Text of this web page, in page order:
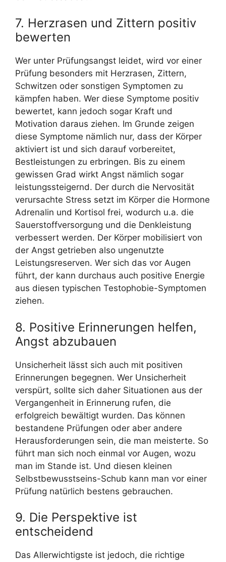
7. Herzrasen und Zittern positiv
bewerten
Wer unter Prüfungsangst leidet, wird vor einer
Prüfung besonders mit Herzrasen, Zittern,
Schwitzen oder sonstigen Symptomen zu
kämpfen haben. Wer diese Symptome positiv
bewertet, kann jedoch sogar Kraft und
Motivation daraus ziehen. Im Grunde zeigen
diese Symptome nämlich nur, dass der Körper
aktiviert ist und sich darauf vorbereitet,
Bestleistungen zu erbringen. Bis zu einem
gewissen Grad wirkt Angst nämlich sogar
leistungssteigernd. Der durch die Nervosität
verursachte Stress setzt im Körper die Hormone
Adrenalin und Kortisol frei, wodurch u.a. die
Sauerstoffversorgung und die Denkleistung
verbessert werden. Der Körper mobilisiert von
der Angst getrieben also ungenutzte
Leistungsreserven. Wer sich das vor Augen
führt, der kann durchaus auch positive Energie
aus diesen typischen Testophobie-Symptomen
ziehen.
8. Positive Erinnerungen helfen,
Angst abzubauen
Unsicherheit lässt sich auch mit positiven
Erinnerungen begegnen. Wer Unsicherheit
verspürt, sollte sich daher Situationen aus der
Vergangenheit in Erinnerung rufen, die
erfolgreich bewältigt wurden. Das können
bestandene Prüfungen oder aber andere
Herausforderungen sein, die man meisterte. So
führt man sich noch einmal vor Augen, wozu
man im Stande ist. Und diesen kleinen
Selbstbewusstseins-Schub kann man vor einer
Prüfung natürlich bestens gebrauchen.
9. Die Perspektive ist
entscheidend
Das Allerwichtigste ist jedoch, die richtige